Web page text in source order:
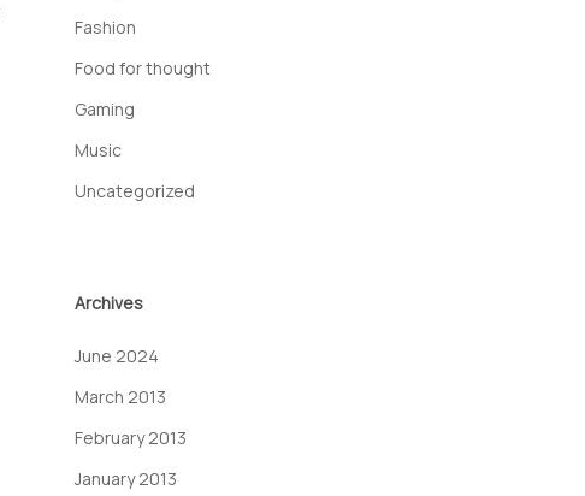
Fashion
Food for thought
Gaming
Music
Uncategorized
Archives
June 2024
March 2013
February 2013
January 2013